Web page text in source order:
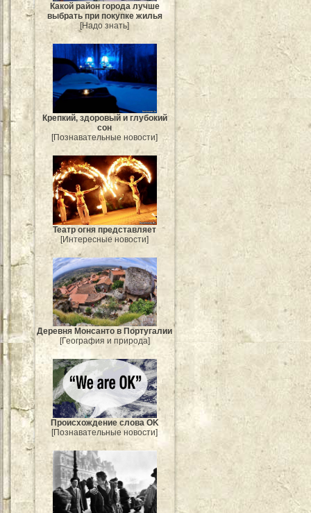
Какой район города лучше
выбрать при покупке жилья
[Надо знать]
Крепкий, здоровый и глубокий
сон
[Познавательные новости]
Театр огня представляет
[Интересные новости]
Деревня Монсанто в Португалии
[География и природа]
Происхождение слова OK
[Познавательные новости]